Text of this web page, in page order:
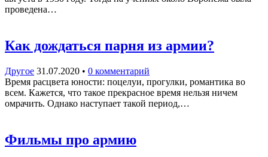
проведена…
Как дождаться парня из армии?
Другое 31.07.2020 • 0 комментарий
Время расцвета юности: поцелуи, прогулки, романтика во
всем. Кажется, что такое прекрасное время нельзя ничем
омрачить. Однако наступает такой период,…
Фильмы про армию